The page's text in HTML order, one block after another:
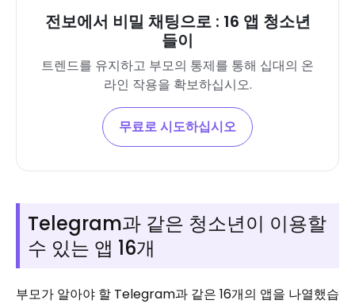
전보에서 비밀 채팅으로 : 16 앱 청소년
들이
트렌드를 유지하고 부모의 통제를 통해 십대의 온
라인 작용을 확보하십시오.
무료로 시도하십시오
Telegram과 같은 청소년이 이용할
수 있는 앱 16개
부모가 알아야 할 Telegram과 같은 16개의 앱을 나열했습